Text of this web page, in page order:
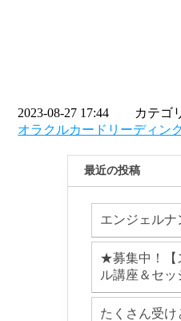
2023-08-27 17:44 カテゴ
オラクルカードリーディン
最近の投稿
エンジェル
★募集中！【
ル講座＆セッ
たくさん受